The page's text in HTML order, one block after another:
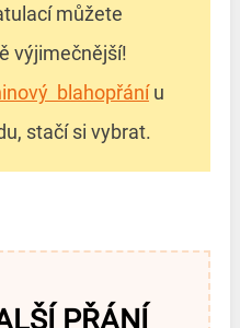
můžete
výjimečnější!
blahopřáníu
stačí si vybrat.
PŘÁNÍ